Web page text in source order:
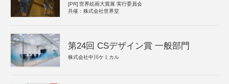
[PR] 世界絵画大賞展 実行委員会
共催：株式会社世界堂
第24回 CSデザイン賞 一般部門
株式会社中川ケミカル